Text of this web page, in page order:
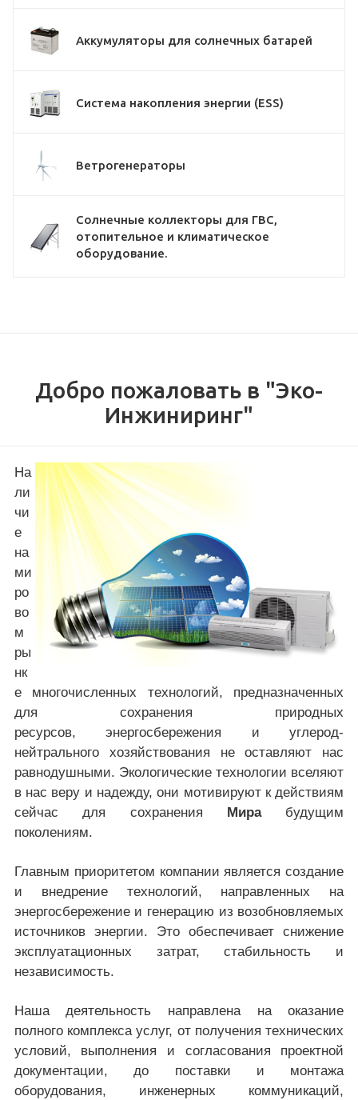
Аккумуляторы для солнечных батарей
Система накопления энергии (ESS)
Ветрогенераторы
Солнечные коллекторы для ГВС,
отопительное и климатическое
оборудование.
Добро пожаловать в "Эко-
Инжиниринг"
На
ли
чи
е
на
ми
ро
во
м
ры
нк
е многочисленных технологий, предназначенных
для сохранения природных
ресурсов, энергосбережения и углерод-
нейтрального хозяйствования не оставляют нас
равнодушными. Экологические технологии вселяют
в нас веру и надежду, они мотивируют к действиям
сейчас для сохранения Мирабудущим
поколениям.
Главным приоритетом компании является создание
и внедрение технологий, направленных на
энергосбережение и генерацию из возобновляемых
источников энергии. Это обеспечивает снижение
эксплуатационных затрат, стабильность и
независимость.
Наша деятельность направлена на оказание
полного комплекса услуг, от получения технических
условий, выполнения и согласования проектной
документации, до поставки и монтажа
оборудования, инженерных коммуникаций,